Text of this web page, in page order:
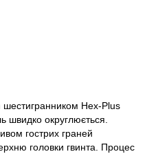
шестигранником Hex-Plus
швидко округлюється.
гострих граней
головки гвинта. Процес